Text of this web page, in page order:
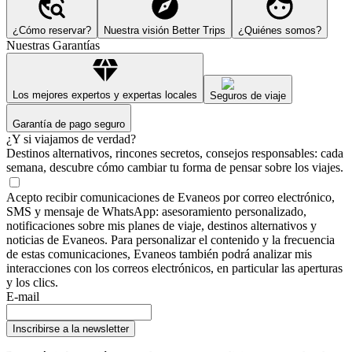
¿Cómo reservar? Nuestra visión Better Trips ¿Quiénes somos?
Nuestras Garantías
Los mejores expertos y expertas locales Seguros de viaje
Garantía de pago seguro
¿Y si viajamos de verdad?
Destinos alternativos, rincones secretos, consejos responsables: cada
semana, descubre cómo cambiar tu forma de pensar sobre los viajes.
Acepto recibir comunicaciones de Evaneos por correo electrónico,
SMS y mensaje de WhatsApp: asesoramiento personalizado,
notificaciones sobre mis planes de viaje, destinos alternativos y
noticias de Evaneos. Para personalizar el contenido y la frecuencia
de estas comunicaciones, Evaneos también podrá analizar mis
interacciones con los correos electrónicos, en particular las aperturas
y los clics.
E-mail
Inscribirse a la newsletter